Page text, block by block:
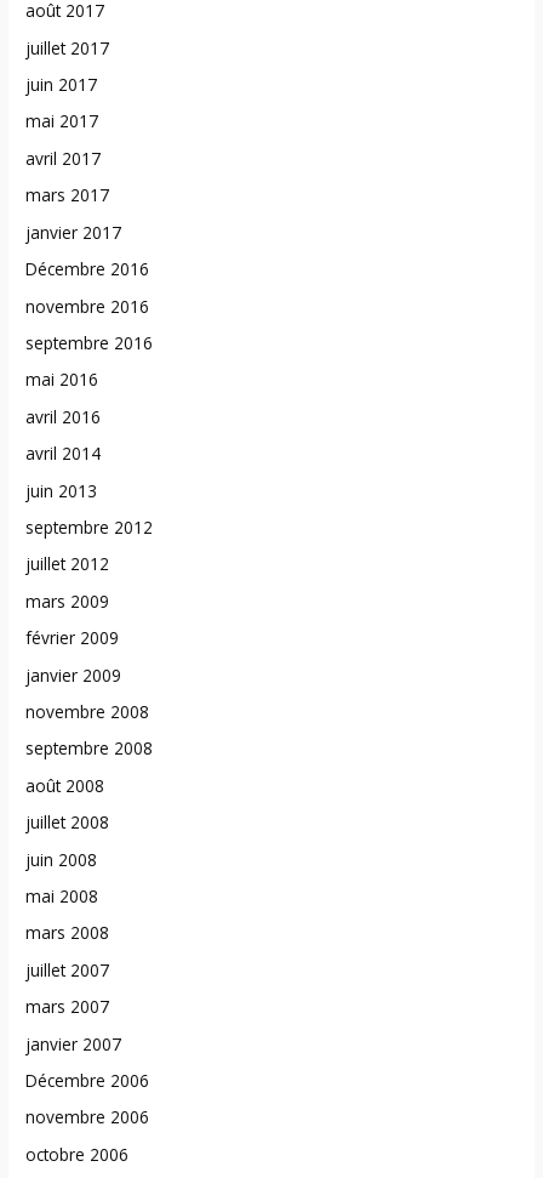
août 2017
juillet 2017
juin 2017
mai 2017
avril 2017
mars 2017
janvier 2017
Décembre 2016
novembre 2016
septembre 2016
mai 2016
avril 2016
avril 2014
juin 2013
septembre 2012
juillet 2012
mars 2009
février 2009
janvier 2009
novembre 2008
septembre 2008
août 2008
juillet 2008
juin 2008
mai 2008
mars 2008
juillet 2007
mars 2007
janvier 2007
Décembre 2006
novembre 2006
octobre 2006